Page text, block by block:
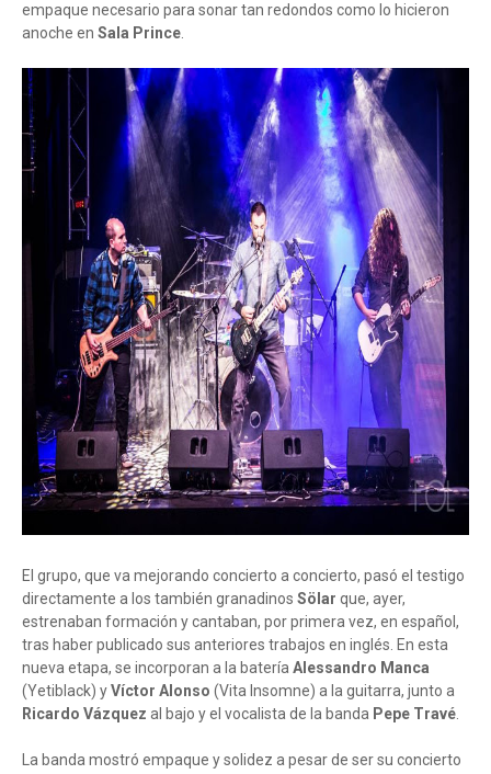
empaque necesario para sonar tan redondos como lo hicieron
anoche en Sala Prince.
El grupo, que va mejorando concierto a concierto, pasó el testigo
directamente a los también granadinos Sölar que, ayer,
estrenaban formación y cantaban, por primera vez, en español,
tras haber publicado sus anteriores trabajos en inglés. En esta
nueva etapa, se incorporan a la bateríaAlessandro Manca
(Yetiblack) yVíctor Alonso (Vita Insomne) a la guitarra, junto a
Ricardo Vázquez al bajo y el vocalista de la banda Pepe Travé.
La banda mostró empaque y solidez a pesar de ser su concierto